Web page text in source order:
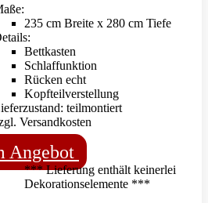
235 cm Breite x 280 cm Tiefe
Bettkasten
Schlaffunktion
Rücken echt
Kopfteilverstellung
teilmontiert
Versandkosten
Angebot
*** Lieferung enthält keinerlei
Dekorationselemente ***